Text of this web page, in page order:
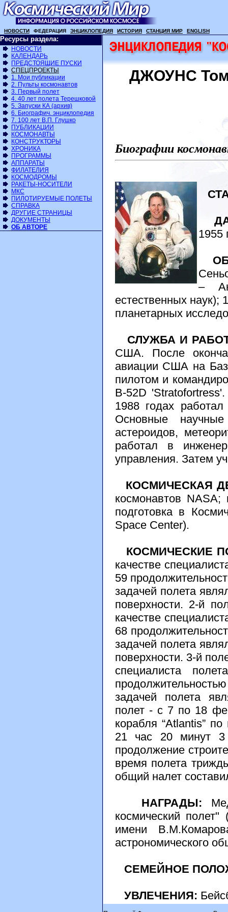
НОВОСТИ ФЕДЕРАЦИЯ ЭНЦИКЛОПЕДИЯ ИСТОРИЯ СТАНЦИЯ МИР ENGLISH
Ресурсы раздела:
НОВОСТИ
КАЛЕНДАРЬ
ПРЕДСТОЯЩИЕ ПУСКИ
СПЕЦПРОЕКТЫ
1. Мои публикации
2. Пульты космонавтов
3. Первый полет
4. 40 лет полета Терешковой
5. Запуски КА (архив)
6. Биографич. энциклопедия
7. 100 лет В.П. Глушко
ПУБЛИКАЦИИ
КОСМОНАВТЫ
КОНСТРУКТОРЫ
ХРОНИКА
ПРОГРАММЫ
АППАРАТЫ
ФИЛАТЕЛИЯ
КОСМОДРОМЫ
РАКЕТЫ-НОСИТЕЛИ
МКС
ПИЛОТИРУЕМЫЕ ПОЛЕТЫ
СПРАВКА
ДРУГИЕ СТРАНИЦЫ
ДОКУМЕНТЫ
ОБ АВТОРЕ
ДЖОУНС
Биографии
1955
–
естественных наук);
планетарных
СЛУЖБА И
США. После
авиации США на
пилотом и
B-52D
1988 годах
Основные
астероидов,
работал в
управления. Затем
КОСМИЧЕСКАЯ
космонавтов
подготовка в
Space Center).
КОСМИЧЕСКИЕ
качестве
59
задачей полета
поверхности. 2-й
качестве
68
задачей полета
поверхности. 3-й
специалиста
задачей полета
полет - с 7 по 18
корабля “Atlantis”
21 час 20 минут 3
продолжение
время полета
общий налет
НАГРАДЫ:
космический
имени
астрономического
СЕМЕЙНОЕ
УВЛЕЧЕНИЯ: